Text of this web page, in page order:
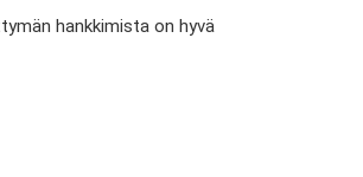
hankkimista on hyvä